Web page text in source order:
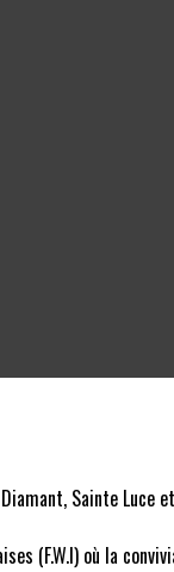
Sainte Luce
(F.W.I) où la